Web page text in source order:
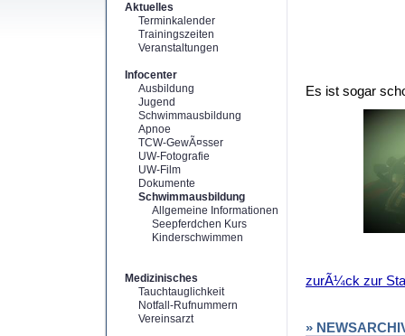
Aktuelles
Terminkalender
Trainingszeiten
Veranstaltungen
Infocenter
Ausbildung
Jugend
Schwimmausbildung
Apnoe
TCW-GewÃ¤sser
UW-Fotografie
UW-Film
Dokumente
Schwimmausbildung
Allgemeine Informationen
Seepferdchen Kurs
Kinderschwimmen
Medizinisches
Tauchtauglichkeit
Notfall-Rufnummern
Vereinsarzt
Es ist sogar
zurÃ¼ck zur
»